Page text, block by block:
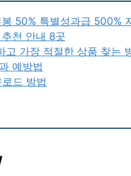
50% 특별성과급 500%
천 안내 8곳
고 가장 적절한 상품 찾는
예방법
드 방법